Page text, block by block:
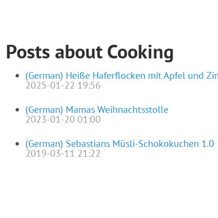
Posts about Cooking
(German) Heiße Haferflocken mit Apfel und
2025-01-22 19:56
(German) Mamas Weihnachtsstolle
2023-01-20 01:00
(German) Sebastians Müsli-Schokokuchen 1.0
2019-03-11 21:22